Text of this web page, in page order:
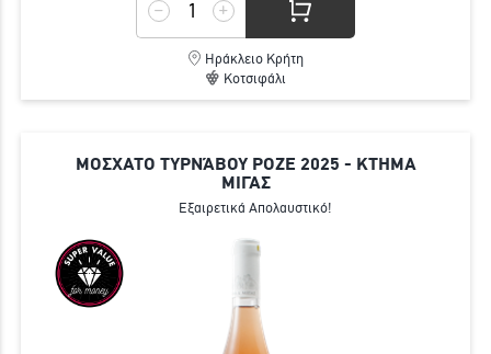
Ηράκλειο Κρήτη
Κοτσιφάλι
ΜΟΣΧΑΤΟ ΤΥΡΝΆΒΟΥ ΡΟΖΕ 2025 - ΚΤΗΜΑ
ΜΙΓΑΣ
Εξαιρετικά Απολαυστικό!